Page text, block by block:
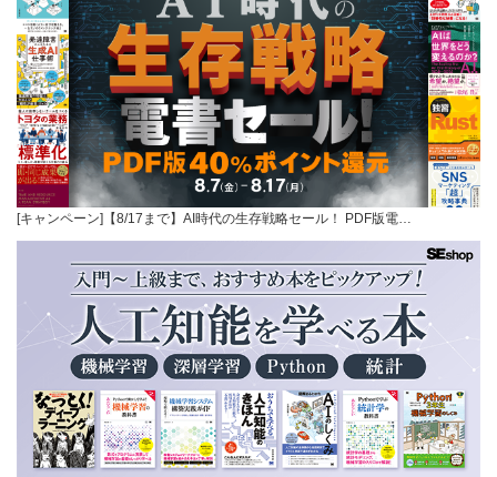
[キャンペーン]【8/17まで】AI時代の生存戦略セール！ PDF版電…